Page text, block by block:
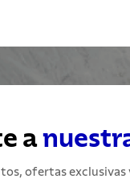
a
ofertas